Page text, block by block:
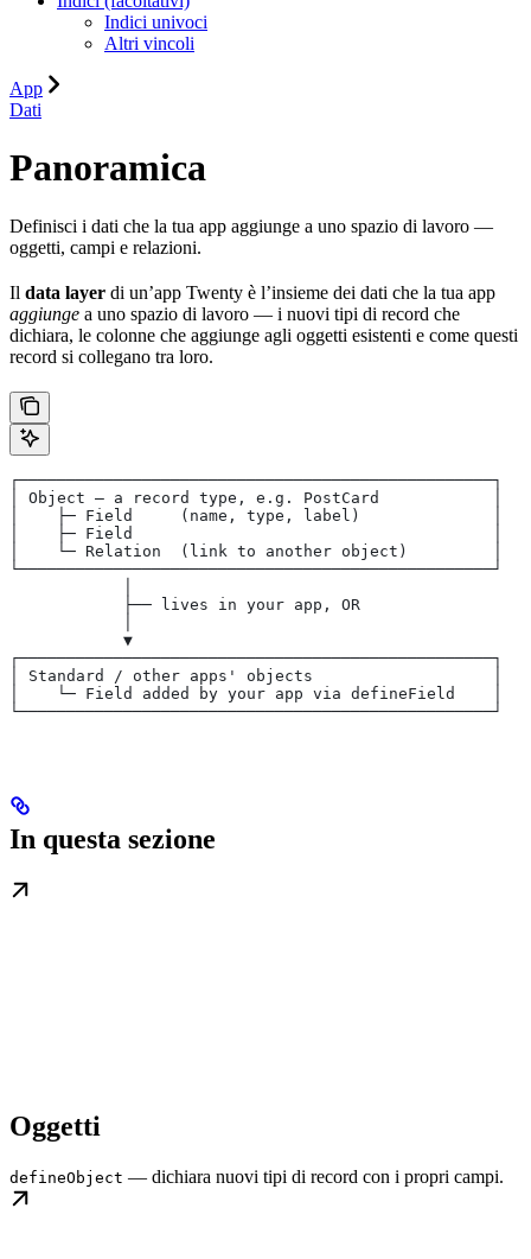
Indici univoci
Altri vincoli
App
Dati
Panoramica
Definisci i dati che la tua app aggiunge a uno spazio di lavoro —
oggetti, campi e relazioni.
Il data layer di un’app Twenty è l’insieme dei dati che la tua app
aggiunge a uno spazio di lavoro — i nuovi tipi di record che
dichiara, le colonne che aggiunge agli oggetti esistenti e come questi
record si collegano tra loro.
┌──────────────────────────────────────────────────┐
│ Object — a record type, e.g. PostCard            │
│    ├─ Field     (name, type, label)              │
│    ├─ Field                                      │
│    └─ Relation  (link to another object)         │
└──────────────────────────────────────────────────┘
            ├── lives in your app, OR
            ▼
┌──────────────────────────────────────────────────┐
│ Standard / other apps' objects                   │
│    └─ Field added by your app via defineField    │
└──────────────────────────────────────────────────┘
In questa sezione
Oggetti
defineObject — dichiara nuovi tipi di record con i propri campi.